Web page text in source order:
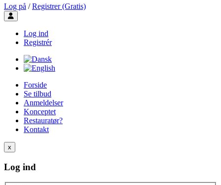
Log på / Registrer (Gratis)
Toggle user menu
Log ind
Registrér
Forside
Se tilbud
Anmeldelser
Konceptet
Restauratør?
Kontakt
x
Log ind